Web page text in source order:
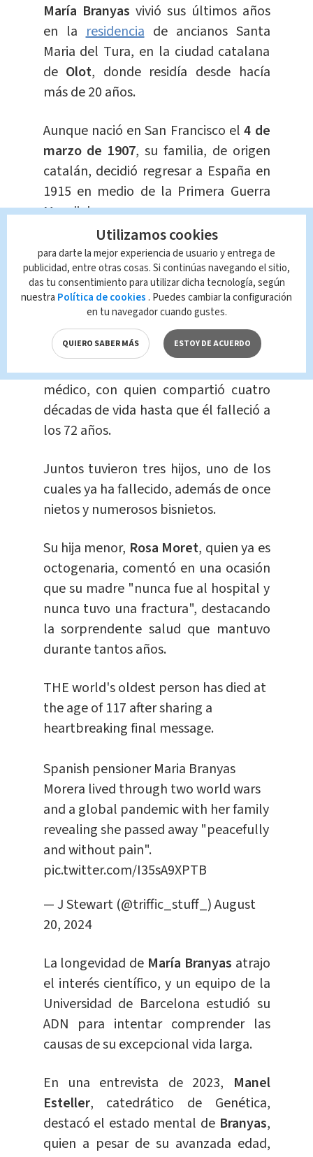
María Branyas vivió sus últimos años
en laresidenciade ancianos Santa
Maria del Tura, en la ciudad catalana
de Olot, donde residía desde hacía
más de 20 años.
Aunque nació en San Francisco el4 de
marzo de 1907, su familia, de origen
catalán, decidió regresar a España en
1915 en medio de la Primera Guerra
Mundial.
El viaje de regreso estuvo lleno de
dificultades, incluyendo la trágica
muerte de su padre por tuberculosis
durante la travesía, cuyo cuerpo fue
arrojado al mar.
Branyas se casó en1931con un
médico, con quien compartió cuatro
décadas de vida hasta que él falleció a
los 72 años.
Juntos tuvieron tres hijos, uno de los
cuales ya ha fallecido, además de once
nietos y numerosos bisnietos.
Su hija menor, Rosa Moret, quien ya es
octogenaria, comentó en una ocasión
que su madre "nunca fue al hospital y
nunca tuvo una fractura", destacando
la sorprendente salud que mantuvo
durante tantos años.
THE world's oldest person has died at
the age of 117 after sharing a
heartbreaking final message.
Spanish pensioner Maria Branyas
Morera lived through two world wars
and a global pandemic with her family
revealing she passed away "peacefully
and without pain".
pic.twitter.com/I35sA9XPTB
— J Stewart (@triffic_stuff_)August
20, 2024
La longevidad de María Branyas atrajo
el interés científico, y un equipo de la
Universidad de Barcelona estudió su
ADN para intentar comprender las
causas de su excepcional vida larga.
En una entrevista de 2023, Manel
Esteller, catedrático de Genética,
destacó el estado mental de Branyas,
quien a pesar de su avanzada edad,
Utilizamos cookies
para darte la mejor experiencia de usuario y entrega de
publicidad, entre otras cosas. Si continúas navegando el sitio,
das tu consentimiento para utilizar dicha tecnología, según
nuestra Política de cookies . Puedes cambiar la configuración
en tu navegador cuando gustes.
QUIERO SABER MÁS ESTOY DE ACUERDO